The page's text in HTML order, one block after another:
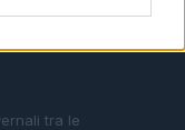
tra le